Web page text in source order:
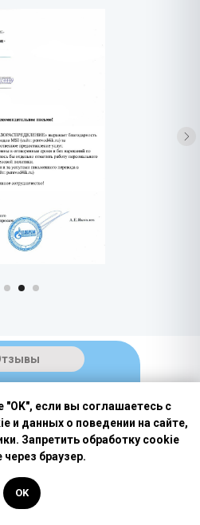
если вы соглашаетесь с
и данных о поведении на сайте,
Запретить обработку cookie
браузер.
OK
наших
наша главная
ресурсов
о
отзывов